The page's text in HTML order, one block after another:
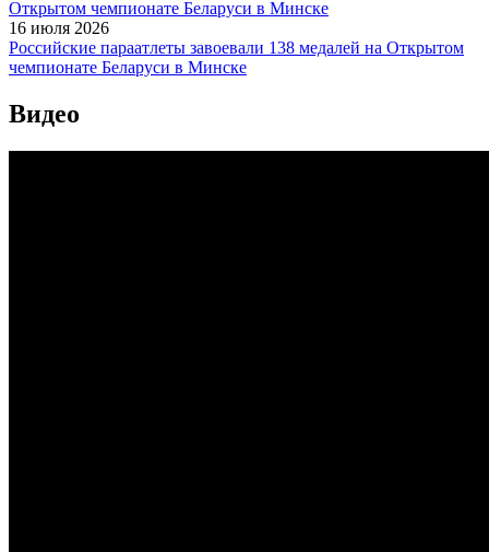
16 июля 2026
Российские параатлеты завоевали 138 медалей на Открытом
чемпионате Беларуси в Минске
Видео